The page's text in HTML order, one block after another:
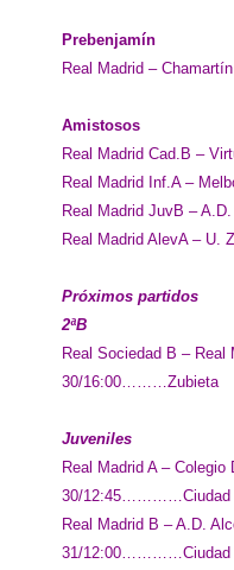
Prebenjamín
Real Madrid –
Amistosos
Real Madrid Cad.B –
Real Madrid Inf.A –
Real Madrid JuvB –
Real Madrid AlevA –
Próximos partidos
2ªB
Real Sociedad B –
30/16:00………Zubieta
Juveniles
Real Madrid A –
30/12:45…………Ciudad
Real Madrid B – A.D.
31/12:00…………Ciudad